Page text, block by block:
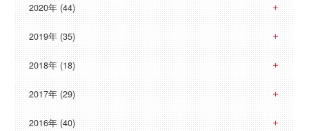
2020年 (44)
2019年 (35)
2018年 (18)
2017年 (29)
2016年 (40)